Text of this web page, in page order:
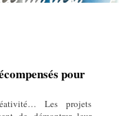
pour
Les projets